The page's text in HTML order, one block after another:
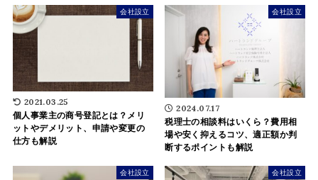
会社設立
2021.03.25
個人事業主の商号登記とは？メリ
ットやデメリット、申請や変更の
仕方も解説
会社設立
2024.07.17
税理士の相談料はいくら？費用相
場や安く抑えるコツ、適正額か判
断するポイントも解説
会社設立 会社設立